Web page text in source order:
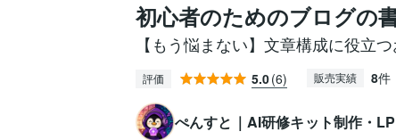
初心者のためのブログの
【もう悩まない】文章構成に役立
評価 5.0(6) 販売実績 8件
ぺんすと｜AI研修キット制作・